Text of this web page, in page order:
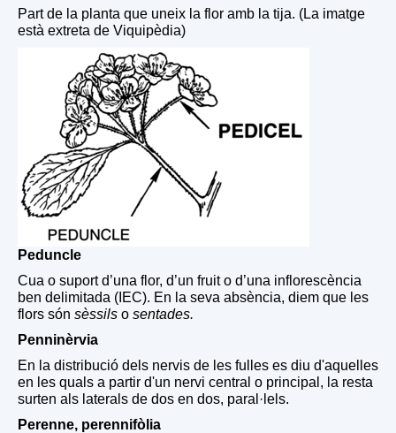
Part de la planta que uneix la flor amb la tija. (La imatge
està extreta de Viquipèdia)
Peduncle
Cua o suport d’una flor, d’un fruit o d’una inflorescència
ben delimitada (IEC). En la seva absència, diem que les
flors són sèssils o sentades.
Penninèrvia
En la distribució dels nervis de les fulles es diu d'aquelles
en les quals a partir d'un nervi central o principal, la resta
surten als laterals de dos en dos, paral·lels.
Perenne, perennifòlia